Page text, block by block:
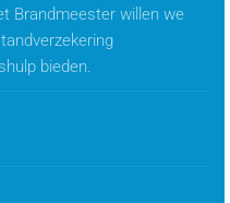
Brandmeester willen we
bieden.